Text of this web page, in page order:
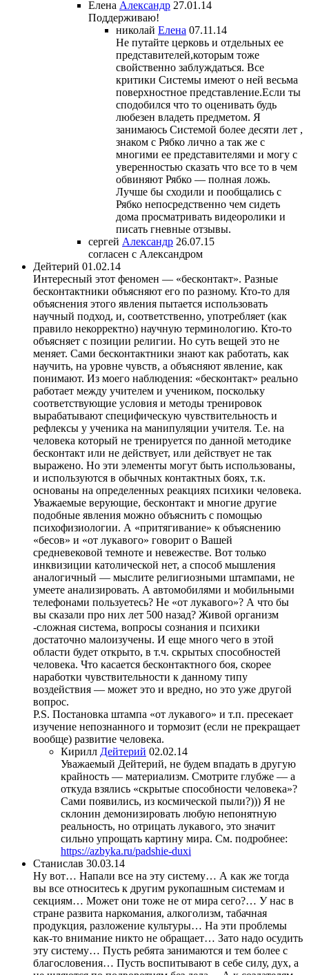
Елена Александр 27.01.14
Поддерживаю!
николай Елена 07.11.14
Не путайте церковь и отдельных ее
представителей,которым тоже
свойственно заблуждаться. Все
критики Системы имеют о ней весьма
поверхностное представление.Если ты
сподобился что то оценивать будь
любезен владеть предметом. Я
занимаюсь Системой более десяти лет ,
знаком с Рябко лично а так же с
многими ее представителями и могу с
уверенностью сказать что все то в чем
обвиняют Рябко — полная ложь.
Лучше бы сходили и пообщались с
Рябко непосредственно чем сидеть
дома просматривать видеоролики и
писать гневные отзывы.
сергей Александр 26.07.15
согласен с Александром
Дейтерий 01.02.14
Интересный этот феномен — «бесконтакт». Разные
бесконтактники объясняют его по разному. Кто-то для
объяснения этого явления пытается использовать
научный подход, и, соответственно, употребляет (как
правило некорректно) научную терминологию. Кто-то
объясняет с позиции религии. Но суть вещей это не
меняет. Сами бесконтактники знают как работать, как
научить, на уровне чувств, а объясняют явление, как
понимают. Из моего наблюдения: «бесконтакт» реально
работает между учителем и учеником, поскольку
соответствующие условия и методы тренировок
вырабатывают специфическую чувствительность и
рефлексы у ученика на манипуляции учителя. Т.е. на
человека который не тренируется по данной методике
бесконтакт или не действует, или действует не так
выражено. Но эти элементы могут быть использованы,
и используются в обычных контактных боях, т.к.
основаны на определенных реакциях психики человека.
Уважаемые верующие, бесконтакт и многие другие
подобные явления можно объяснить с помощью
психофизиологии. А «притягивание» к объяснению
«бесов» и «от лукавого» говорит о Вашей
средневековой темноте и невежестве. Вот только
инквизиции католической нет, а способ мышления
аналогичный — мыслите религиозными штампами, не
умеете анализировать. А автомобилями и мобильными
телефонами пользуетесь? Не «от лукавого»? А что бы
вы сказали про них лет 500 назад? Живой организм
-сложная система, вопросы сознания и психики
достаточно малоизучены. И еще много чего в этой
области будет открыто, в т.ч. скрытых способностей
человека. Что касается бесконтактного боя, скорее
наработки чувствительности к данному типу
воздействия — может это и вредно, но это уже другой
вопрос.
P.S. Постановка штампа «от лукавого» и т.п. пресекает
изучение непознанного и тормозит (если не прекращает
вообще) развитие человека.
Кирилл Дейтерий 02.02.14
Уважаемый Дейтерий, не будем впадать в другую
крайность — материализм. Смотрите глубже — а
откуда взялись «скрытые способности человека»?
Сами появились, из космической пыли?))) Я не
склонин демонизировать любую непонятную
реальность, но отрицать лукавого, это значит
сильно упрощать картину мира. См. подробнее:
https://azbyka.ru/padshie-duxi
Станислав 30.03.14
Ну вот… Напали все на эту систему… А как же тогда
вы все относитесь к другим рукопашным системам и
секциям… Может они тоже не от мира сего?… У нас в
стране развита наркомания, алкоголизм, табачная
продукция, разложение культуры… На эти проблемы
как-то внимание никто не обращает… Зато надо осудить
эту систему… Пусть ребята занимаются и тем более с
благословения… Пусть воспитывают в себе силу, дух, а